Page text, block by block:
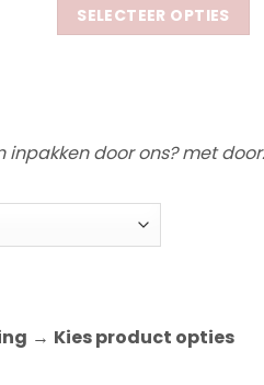
SELECTEER OPTIES
inpakken door ons? met
→ Kies product opties